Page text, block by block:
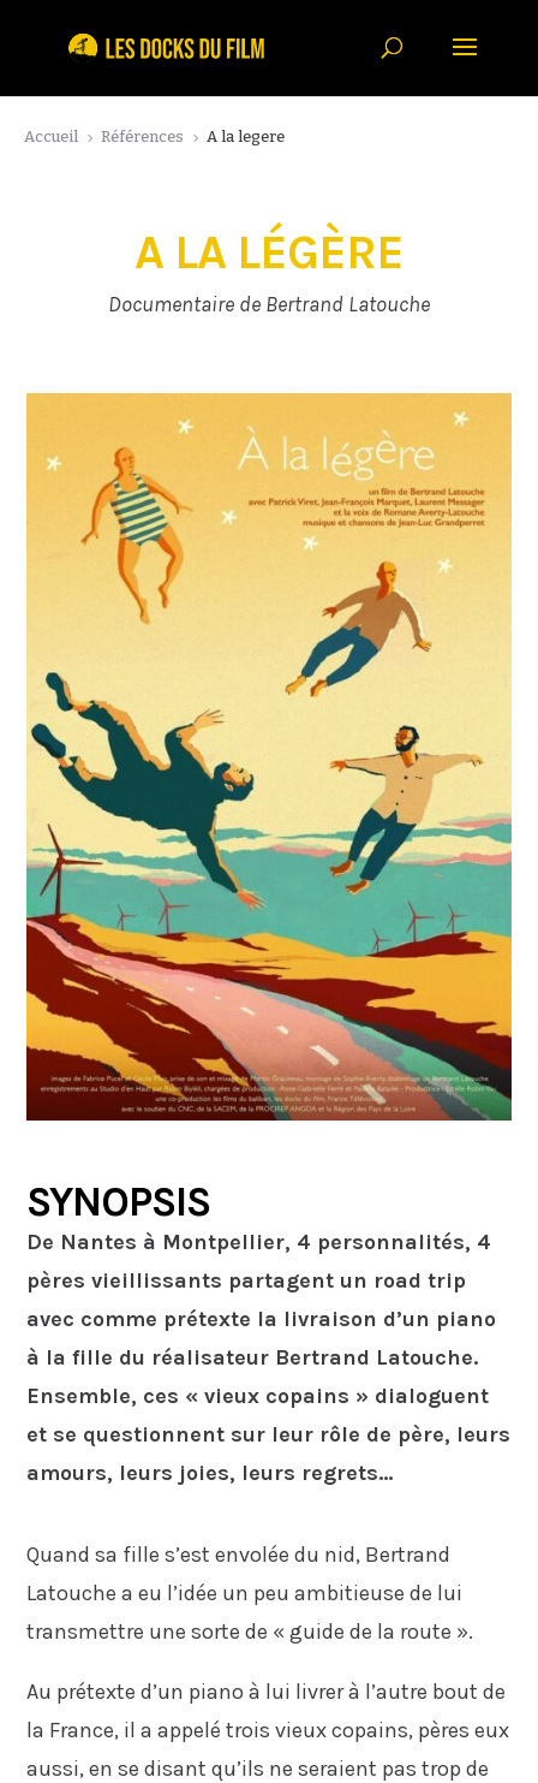
Accueil 5 Références 5 A la legere
A LA LÉGÈRE
Documentaire de Bertrand Latouche
SYNOPSIS
De Nantes à Montpellier, 4 personnalités, 4
pères vieillissants partagent un road trip
avec comme prétexte la livraison d’un piano
à la fille du réalisateur Bertrand Latouche.
Ensemble, ces « vieux copains » dialoguent
et se questionnent sur leur rôle de père, leurs
amours, leurs joies, leurs regrets…
Quand sa fille s’est envolée du nid, Bertrand
Latouche a eu l’idée un peu ambitieuse de lui
transmettre une sorte de « guide de la route ».
Au prétexte d’un piano à lui livrer à l’autre bout de
la France, il a appelé trois vieux copains, pères eux
aussi, en se disant qu’ils ne seraient pas trop de